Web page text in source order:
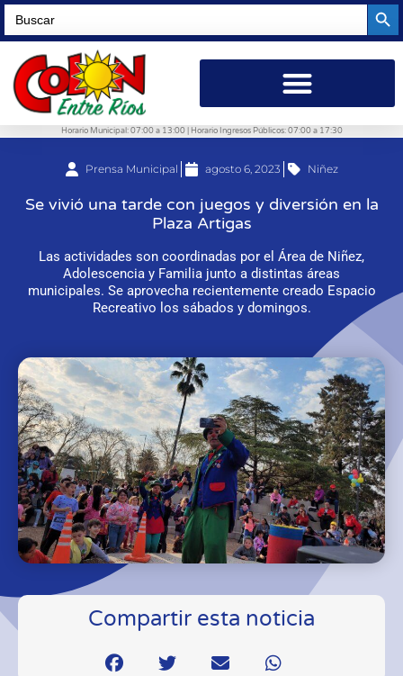
Search
for:
Horario Municipal: 07:00 a 13:00 | Horario Ingresos Públicos: 07:00 a 17:30
Prensa Municipal agosto 6, 2023 Niñez
Se vivió una tarde con juegos y diversión en la
Plaza Artigas
Las actividades son coordinadas por el Área de Niñez,
Adolescencia y Familia junto a distintas áreas
municipales. Se aprovecha recientemente creado Espacio
Recreativo los sábados y domingos.
Compartir esta noticia